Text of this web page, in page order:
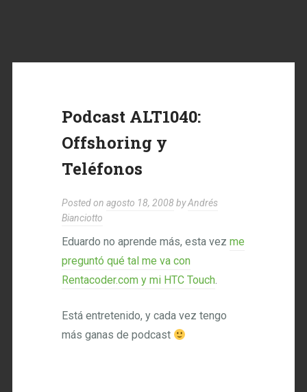
Podcast ALT1040:
Offshoring y
Teléfonos
Posted onagosto 18, 2008 byAndrés
Bianciotto
Eduardo no aprende más, esta vezme
preguntó qué tal me va con
Rentacoder.com y mi HTC Touch.
Está entretenido, y cada vez tengo
más ganas de podcast